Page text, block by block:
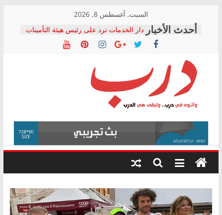
content
السبت, أغسطس 8, 2026
دار الخدمات ترد على رئيس هيئة التأمينات
بعد مؤتمره الصحفي: إنكار الأزمة لا ينهي
معاناة أصحاب المعاشات.. ونطالب بكشف
فرحات سليمان يكتب: القطاع الصحي إلى
أين؟
حزب التحالف الشعبي يطلق لجنة “الحق
في الصحة” بالإسكندرية لرصد الانتهاكات
ودعم المرضى
الوزاري لمدينة الصحفيين.. وانتهاء أعمال
إنشاء المبنى الإداري
المجلس القومي لحقوق الإنسان يعلن
متابعة قضية الدكتور محمد زهران.. ويؤكد:
قرينة البراءة وضمانات المحاكمة العادلة
درب
وأتوه
درب..
وتبقى
هي